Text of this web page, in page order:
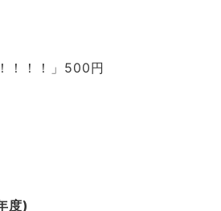
！！！」500円
度)